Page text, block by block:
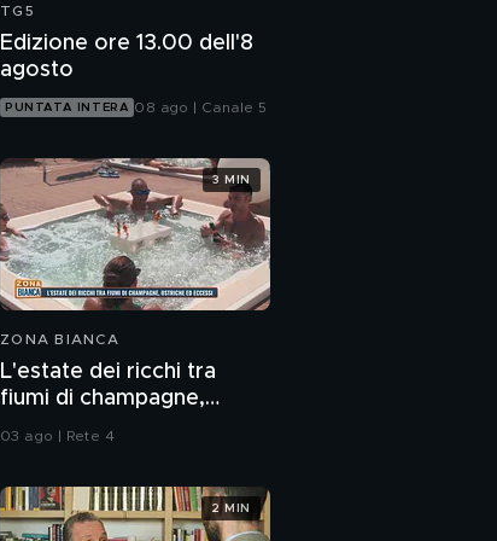
TG5
Edizione ore 13.00 dell'8
agosto
PUNTATA INTERA 08 ago | Canale 5
ZONA BIANCA
L'estate dei ricchi tra
fiumi di champagne,
ostriche ed eccessi
03 ago | Rete 4
3 MIN
2 MIN